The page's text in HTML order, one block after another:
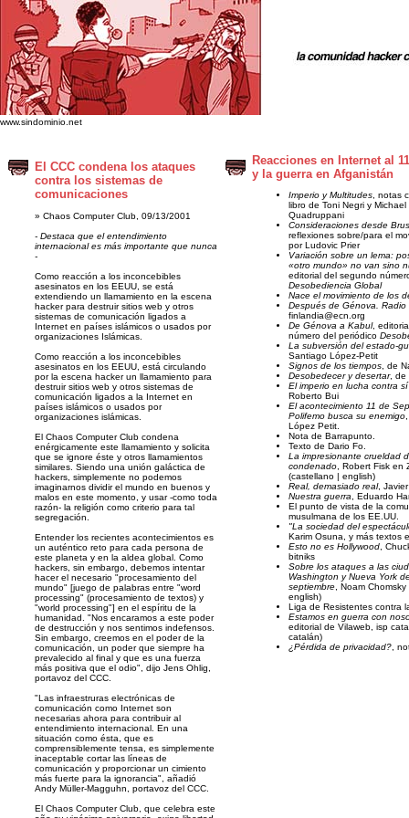
www.sindominio.net
El CCC condena los ataques
contra los sistemas de
comunicaciones
» Chaos Computer Club , 09/13/2001
- Destaca que el entendimiento
internacional es más importante que nunca
-
Como reacción a los inconcebibles
asesinatos en los EEUU, se está
extendiendo un llamamiento en la escena
hacker para destruir sitios web y otros
sistemas de comunicación ligados a
Internet en países islámicos o usados por
organizaciones Islámicas.
Como reacción a los inconcebibles
asesinatos en los EEUU, está circulando
por la escena hacker un llamamiento para
destruir sitios web y otros sistemas de
comunicación ligados a la Internet en
países islámicos o usados por
organizaciones islámicas.
El Chaos Computer Club condena
enérgicamente este llamamiento y solicita
que se ignore éste y otros llamamientos
similares. Siendo una unión galáctica de
hackers, simplemente no podemos
imaginarnos dividir el mundo en buenos y
malos en este momento, y usar -como toda
razón- la religión como criterio para tal
segregación.
Entender los recientes acontecimientos es
un auténtico reto para cada persona de
este planeta y en la aldea global. Como
hackers, sin embargo, debemos intentar
hacer el necesario "procesamiento del
mundo" [juego de palabras entre "word
processing" (procesamiento de textos) y
"world processing"] en el espíritu de la
humanidad. "Nos encaramos a este poder
de destrucción y nos sentimos indefensos.
Sin embargo, creemos en el poder de la
comunicación, un poder que siempre ha
prevalecido al final y que es una fuerza
más positiva que el odio", dijo Jens Ohlig,
portavoz del CCC.
"Las infraestruras electrónicas de
comunicación como Internet son
necesarias ahora para contribuir al
entendimiento internacional. En una
situación como ésta, que es
comprensiblemente tensa, es simplemente
inaceptable cortar las líneas de
comunicación y proporcionar un cimiento
más fuerte para la ignorancia", añadió
Andy Müller-Magguhn, portavoz del CCC.
El Chaos Computer Club, que celebra este
Reacciones en Internet al
y la guerra en Afganistán
Imperio y Multitudes , notas
libro de Toni Negri y
Quadruppani
Consideraciones desde
reflexiones sobre/para el
por Ludovic Prier
Variación sobre un lema:
«otro mundo» no van sino
editorial del segundo
Desobediencia Global
Nace el movimiento de los
Después de Génova. Radio
finlandia@ecn.org
De Génova a Kabul,
número del periódico
La subversión del estado-
Santiago López-Petit
Signos de los tiempos , de
Desobedecer y desertar, de
El imperio en lucha contra sí
Roberto Bui
El acontecimiento 11 de
Polifemo busca su enemigo
López Petit.
Nota de Barrapunto.
Texto de Dario Fo.
La impresionante crueldad
condenado , Robert Fisk
(castellano | english)
Real, demasiado real,
Nuestra guerra , Eduardo
El punto de vista de la
musulmana de los EE.UU.
"La sociedad del
Karim Osuna, y más textos
Esto no es Hollywood ,
bitniks
Sobre los ataques a las
Washington y Nueva York
septiembre , Noam Chomsky
english)
Liga de Resistentes contra
Estamos en guerra con
editorial de Vilaweb, isp
catalán)
¿Pérdida de privacidad? ,